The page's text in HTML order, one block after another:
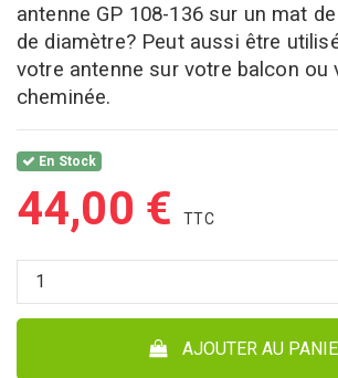
antenne GP 108-136 sur un mat
de diamètre? Peut aussi être
votre antenne sur votre balcon ou
cheminée.
En Stock
44,00 €
AJOUTER AU